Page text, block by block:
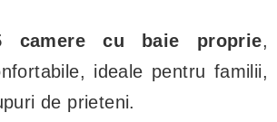
camere cu baie proprie,
ideale pentru familii,
de prieteni.